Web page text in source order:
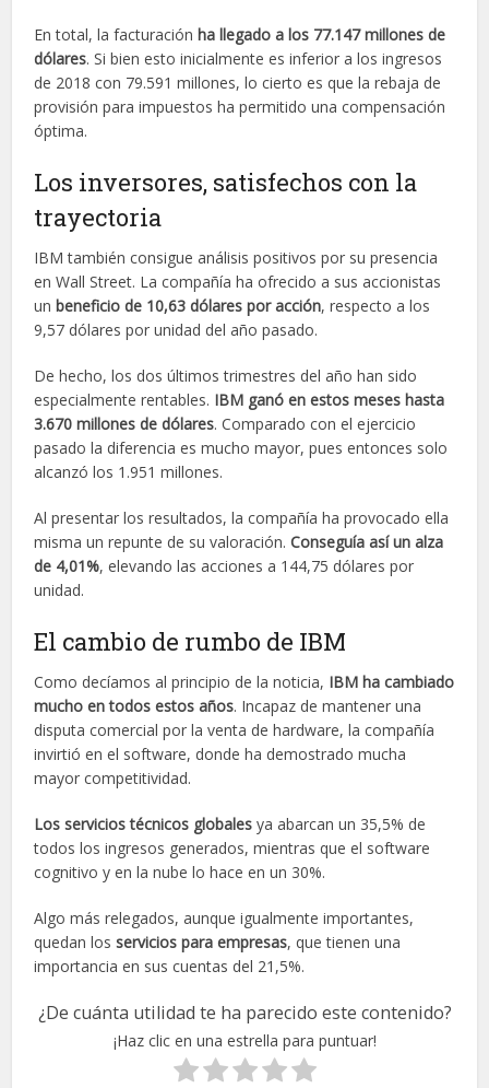
En total, la facturaciónha llegado a los 77.147 millones de
dólares. Si bien esto inicialmente es inferior a los ingresos
de 2018 con 79.591 millones, lo cierto es que la rebaja de
provisión para impuestos ha permitido una compensación
óptima.
Los inversores, satisfechos con la
trayectoria
IBM también consigue análisis positivos por su presencia
en Wall Street. La compañía ha ofrecido a sus accionistas
unbeneficio de 10,63 dólares por acción, respecto a los
9,57 dólares por unidad del año pasado.
De hecho, los dos últimos trimestres del año han sido
especialmente rentables. IBM ganó en estos meses hasta
3.670 millones de dólares. Comparado con el ejercicio
pasado la diferencia es mucho mayor, pues entonces solo
alcanzó los 1.951 millones.
Al presentar los resultados, la compañía ha provocado ella
misma un repunte de su valoración.Conseguía así un alza
de 4,01%, elevando las acciones a 144,75 dólares por
unidad.
El cambio de rumbo de IBM
Como decíamos al principio de la noticia, IBM ha cambiado
mucho en todos estos años. Incapaz de mantener una
disputa comercial por la venta de hardware, la compañía
invirtió en el software, donde ha demostrado mucha
mayor competitividad.
Los servicios técnicos globales ya abarcan un 35,5% de
todos los ingresos generados, mientras que el software
cognitivo y en la nube lo hace en un 30%.
Algo más relegados, aunque igualmente importantes,
quedan losservicios para empresas, que tienen una
importancia en sus cuentas del 21,5%.
¿De cuánta utilidad te ha parecido este contenido?
¡Haz clic en una estrella para puntuar!